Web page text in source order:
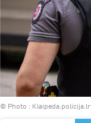
© Photo :